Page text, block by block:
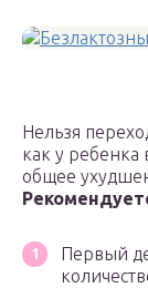
Нельзя
как у ребенка
общее
Первый